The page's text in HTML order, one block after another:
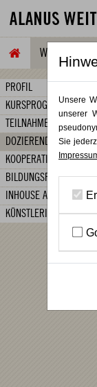
PROFIL
KURSPROGRAMM
DOZIERENDE
KOOPERATIONEN
BILDUNGSFÖRDERUNG
INHOUSE ANGEBOTE
KÜNSTLERISCHE
Unsere
unserer
Sie